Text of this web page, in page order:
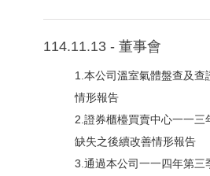
114.11.13 - 董事會
1.本公司溫室氣體盤查及
情形報告
2.證券櫃檯買賣中心一一三
缺失之後續改善情形報告
3.通過本公司一一四年第三